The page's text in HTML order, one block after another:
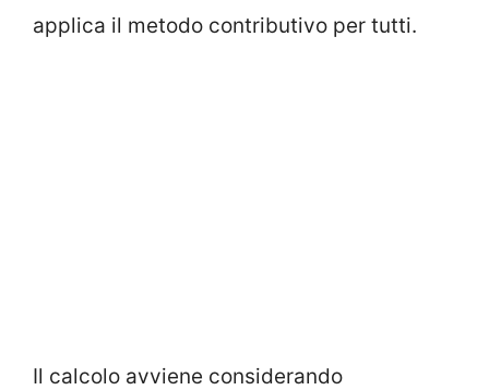
applica il metodo contributivo per tutti.
Il calcolo avviene considerando